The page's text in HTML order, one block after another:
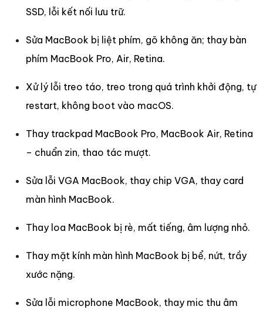
SSD, lỗi kết nối lưu trữ.
Sửa MacBook bị liệt phím, gõ không ăn; thay bàn
phím MacBook Pro, Air, Retina.
Xử lý lỗi treo táo, treo trong quá trình khởi động, tự
restart, không boot vào macOS.
Thay trackpad MacBook Pro, MacBook Air, Retina
– chuẩn zin, thao tác mượt.
Sửa lỗi VGA MacBook, thay chip VGA, thay card
màn hình MacBook.
Thay loa MacBook bị rè, mất tiếng, âm lượng nhỏ.
Thay mặt kính màn hình MacBook bị bể, nứt, trầy
xước nặng.
Sửa lỗi microphone MacBook, thay mic thu âm